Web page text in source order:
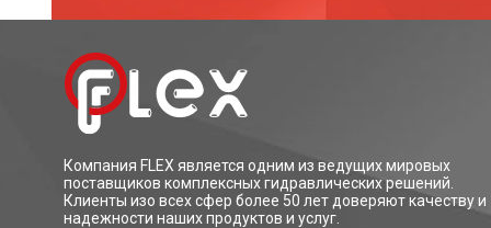
Компания FLEX является одним из ведущих мировых
поставщиков комплексных гидравлических решений.
Клиенты изо всех сфер более 50 лет доверяют качеству и
надежности наших продуктов и услуг.